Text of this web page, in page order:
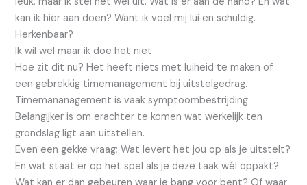
kan ik hier aan doen? Want ik voel mij lui en schuldig.
Herkenbaar?
Ik wil wel maar ik doe het niet
Hoe zit dit nu? Het heeft niets met luiheid te maken of
een gebrekkig timemanagement bij uitstelgedrag.
Timemananagement is vaak symptoombestrijding.
Belangijker is om erachter te komen wat werkelijk ten
grondslag ligt aan uitstellen.
Even een gekke vraag; Wat levert het jou op als je uitstelt?
En wat staat er op het spel als je deze taak wél oppakt?
Wat kan er dan gebeuren waar je bang voor bent? Of waar